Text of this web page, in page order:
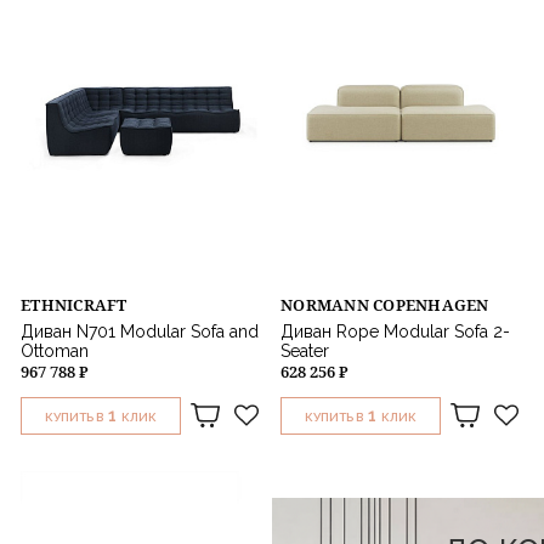
ETHNICRAFT
Диван N701 Modular Sofa and
Ottoman
967 788 ₽
КУПИТЬ В 1 КЛИК
NORMANN COPENHAGEN
Диван Rope Modular Sofa 2-
Seater
628 256 ₽
КУПИТЬ В 1 КЛИК